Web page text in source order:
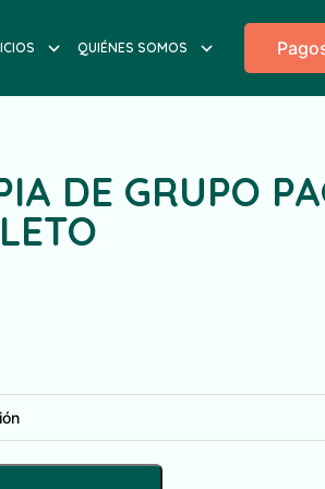
QUIÉNES SOMOS
DE GRUPO